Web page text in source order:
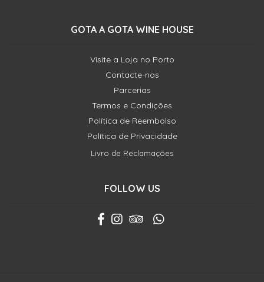
GOTA A GOTA WINE HOUSE
Visite a Loja no Porto
Contacte-nos
Parcerias
Termos e Condições
Política de Reembolso
Política de Privacidade
Livro de Reclamações
FOLLOW US